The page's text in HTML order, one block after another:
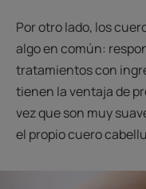
Por otro lado, los
algo en común:
tratamientos con
tienen la ventaja de
vez que son muy
el propio cuero